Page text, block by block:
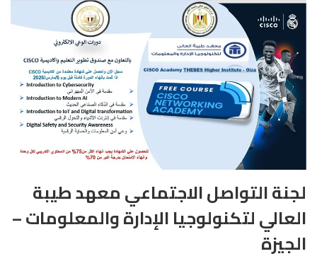
لجنة التواصل الاجتماعي معهد طيبة
العالي لتكنولوجيا الإدارة والمعلومات –
الجيزة